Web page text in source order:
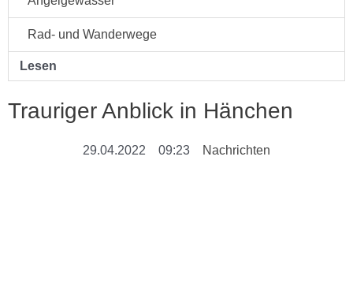
Rad- und Wanderwege
Lesen
Trauriger Anblick in Hänchen
29.04.2022 09:23 Nachrichten